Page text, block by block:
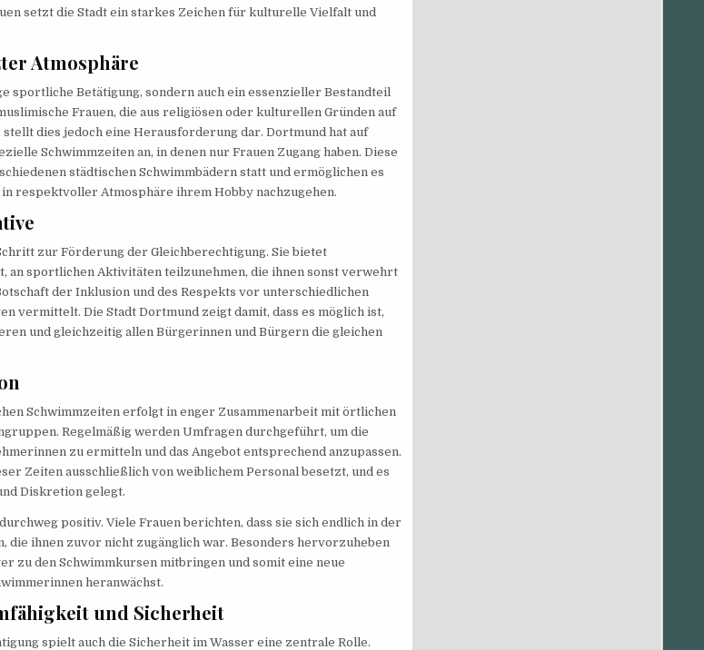
setzt die Stadt ein starkes Zeichen für kulturelle Vielfalt und
Atmosphäre
sportliche Betätigung, sondern auch ein essenzieller Bestandteil
Frauen, die aus religiösen oder kulturellen Gründen auf
dies jedoch eine Herausforderung dar. Dortmund hat auf
Schwimmzeiten an, in denen nur Frauen Zugang haben. Diese
städtischen Schwimmbädern statt und ermöglichen es
respektvoller Atmosphäre ihrem Hobby nachzugehen.
zur Förderung der Gleichberechtigung. Sie bietet
an sportlichen Aktivitäten teilzunehmen, die ihnen sonst verwehrt
der Inklusion und des Respekts vor unterschiedlichen
vermittelt. Die Stadt Dortmund zeigt damit, dass es möglich ist,
und gleichzeitig allen Bürgerinnen und Bürgern die gleichen
Schwimmzeiten erfolgt in enger Zusammenarbeit mit örtlichen
Regelmäßig werden Umfragen durchgeführt, um die
zu ermitteln und das Angebot entsprechend anzupassen.
Zeiten ausschließlich von weiblichem Personal besetzt, und es
Diskretion gelegt.
positiv. Viele Frauen berichten, dass sie sich endlich in der
die ihnen zuvor nicht zugänglich war. Besonders hervorzuheben
zu den Schwimmkursen mitbringen und somit eine neue
heranwächst.
und Sicherheit
spielt auch die Sicherheit im Wasser eine zentrale Rolle.